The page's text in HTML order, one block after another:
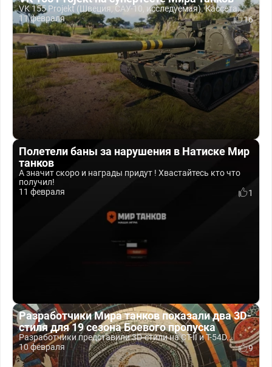
VK 155 Projekt (Швеция, САУ-10, исследуемая). Кассета...
11 февраля
16
Полетели баны за нарушения в Натиске Мир
танков
А значит скоро и награды придут ! Хвастайтесь кто что
получил!
11 февраля
1
Разработчики Мира танков показали два 3D-
стиля для 19 сезона Боевого пропуска
Разработчики представили 3D-стили на СТ-II и T-54D...
10 февраля
9